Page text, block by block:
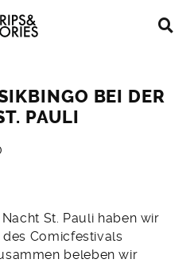
Strips
&
BEI DER
PAULI
St. Pauli haben wir
Comicfestivals
beleben wir